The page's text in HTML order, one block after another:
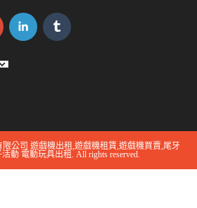
公司 遊戲機出租,遊戲機租賃,遊戲機買賣,尾牙
動 電動玩具出租. All rights reserved.